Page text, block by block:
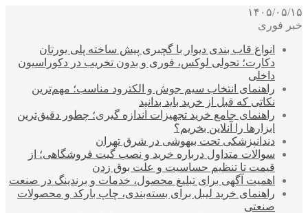
۱۴۰۵/۰۵/۱۵
خبر فوری
انواع قاب بندی دیوار با گچبری پیش ساخته پلی یورتان
دکارت؛ تحولی لوکس، فوری و بدون تخریب در دکوراسیون
داخلی
راهنمای انتخاب سیم جوش و الکترود مناسب؛ مهم‌ترین
نکاتی که قبل از خرید باید بدانید
راهنمای جامع خرید تجهیزات اندازه گیری؛ چطور دقیق‌ترین
ابزارها را آنلاین بخریم؟
دندانپزشکی تحت بیهوشی در شرق تهران
سوالات متداول درباره خرید و نصب گیت فروشگاهی؛ از
قیمت تا تنظیم حساسیت و علت بوق زدن
اهمیت آگهی برای تبلیغ محصول، خدمات و برندینگ در صنعت
راهنمای خرید لیبل برای بسته‌بندی، چاپ بارکد و محصولات
صنعتی